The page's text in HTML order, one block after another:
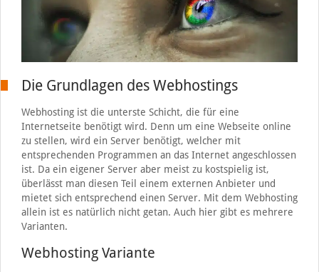
Die Grundlagen des Webhostings
Webhosting ist die unterste Schicht, die für eine
Internetseite benötigt wird. Denn um eine Webseite online
zu stellen, wird ein Server benötigt, welcher mit
entsprechenden Programmen an das Internet angeschlossen
ist. Da ein eigener Server aber meist zu kostspielig ist,
überlässt man diesen Teil einem externen Anbieter und
mietet sich entsprechend einen Server. Mit dem Webhosting
allein ist es natürlich nicht getan. Auch hier gibt es mehrere
Varianten.
Webhosting Variante